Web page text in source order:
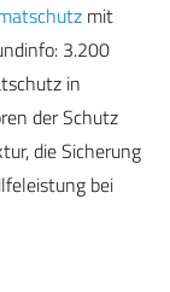
mit
3.200
in
der Schutz
die Sicherung
bei